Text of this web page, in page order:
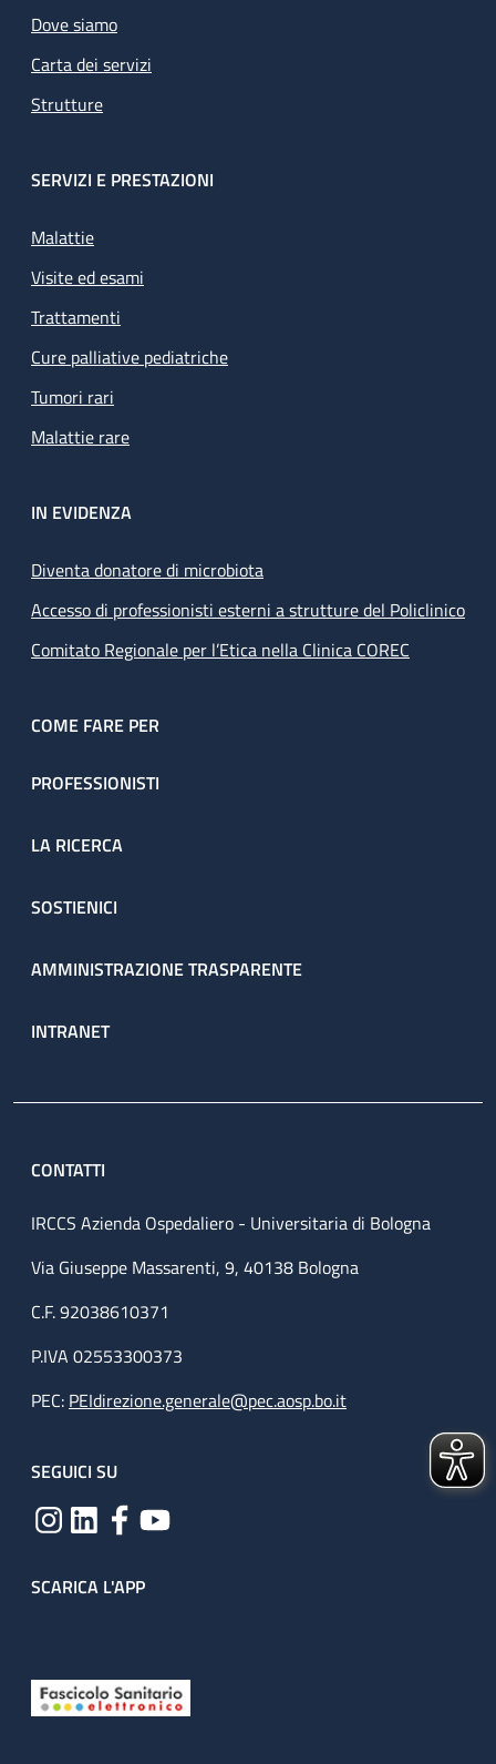
Dove siamo
Carta dei servizi
Strutture
SERVIZI E PRESTAZIONI
Malattie
Visite ed esami
Trattamenti
Cure palliative pediatriche
Tumori rari
Malattie rare
IN EVIDENZA
Diventa donatore di microbiota
Accesso di professionisti esterni a strutture del Policlinico
Comitato Regionale per l’Etica nella Clinica COREC
COME FARE PER
PROFESSIONISTI
LA RICERCA
SOSTIENICI
AMMINISTRAZIONE TRASPARENTE
INTRANET
CONTATTI
IRCCS Azienda Ospedaliero - Universitaria di Bologna
Via Giuseppe Massarenti, 9, 40138 Bologna
C.F. 92038610371
P.IVA 02553300373
PEC: PEIdirezione.generale@pec.aosp.bo.it
SEGUICI SU
SCARICA L'APP